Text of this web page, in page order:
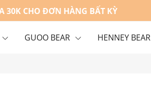
30K CHO ĐƠN HÀNG BẤT KỲ
GUOO BEAR HENNEY BEAR